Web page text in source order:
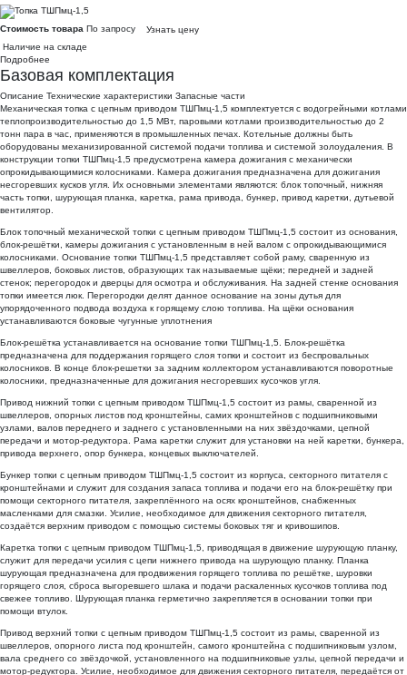
Стоимость товара По запросу
Узнать цену
Наличие на складе
Подробнее
Базовая комплектация
Описание Технические характеристики Запасные части
Механическая топка с цепным приводом ТШПмц-1,5 комплектуется с водогрейными котлами
теплопроизводительностью до 1,5 МВт, паровыми котлами производительностью до 2
тонн пара в час, применяются в промышленных печах. Котельные должны быть
оборудованы механизированной системой подачи топлива и системой золоудаления. В
конструкции топки ТШПмц-1,5 предусмотрена камера дожигания с механически
опрокидывающимися колосниками. Камера дожигания предназначена для дожигания
несгоревших кусков угля. Их основными элементами являются: блок топочный, нижняя
часть топки, шурующая планка, каретка, рама привода, бункер, привод каретки, дутьевой
вентилятор.
Блок топочный механической топки с цепным приводом ТШПмц-1,5 состоит из основания,
блок-решётки, камеры дожигания с установленным в ней валом с опрокидывающимися
колосниками. Основание топки ТШПмц-1,5 представляет собой раму, сваренную из
швеллеров, боковых листов, образующих так называемые щёки; передней и задней
стенок; перегородок и дверцы для осмотра и обслуживания. На задней стенке основания
топки имеется люк. Перегородки делят данное основание на зоны дутья для
упорядоченного подвода воздуха к горящему слою топлива. На щёки основания
устанавливаются боковые чугунные уплотнения
Блок-решётка устанавливается на основание топки ТШПмц-1,5. Блок-решётка
предназначена для поддержания горящего слоя топки и состоит из беспровальных
колосников. В конце блок-решетки за задним коллектором устанавливаются поворотные
колосники, предназначенные для дожигания несгоревших кусочков угля.
Привод нижний топки с цепным приводом ТШПмц-1,5 состоит из рамы, сваренной из
швеллеров, опорных листов под кронштейны, самих кронштейнов с подшипниковыми
узлами, валов переднего и заднего с установленными на них звёздочками, цепной
передачи и мотор-редуктора. Рама каретки служит для установки на ней каретки, бункера,
привода верхнего, опор бункера, концевых выключателей.
Бункер топки с цепным приводом ТШПмц-1,5 состоит из корпуса, секторного питателя с
кронштейнами и служит для создания запаса топлива и подачи его на блок-решётку при
помощи секторного питателя, закреплённого на осях кронштейнов, снабженных
масленками для смазки. Усилие, необходимое для движения секторного питателя,
создаётся верхним приводом с помощью системы боковых тяг и кривошипов.
Каретка топки с цепным приводом ТШПмц-1,5, приводящая в движение шурующую планку,
служит для передачи усилия с цепи нижнего привода на шурующую планку. Планка
шурующая предназначена для продвижения горящего топлива по решётке, шуровки
горящего слоя, сброса выгоревшего шлака и подачи раскаленных кусочков топлива под
свежее топливо. Шурующая планка герметично закрепляется в основании топки при
помощи втулок.
Привод верхний топки с цепным приводом ТШПмц-1,5 состоит из рамы, сваренной из
швеллеров, опорного листа под кронштейн, самого кронштейна с подшипниковым узлом,
вала среднего со звёздочкой, установленного на подшипниковые узлы, цепной передачи и
мотор-редуктора. Усилие, необходимое для движения секторного питателя, передаётся от